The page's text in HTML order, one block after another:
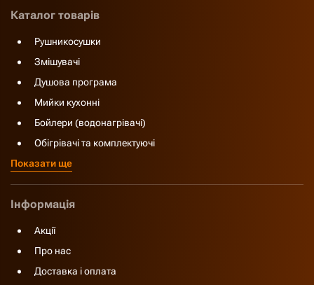
Каталог товарів
Рушникосушки
Змішувачі
Душова програма
Мийки кухонні
Бойлери (водонагрівачі)
Обігрівачі та комплектуючі
Показати ще
Інформація
Акції
Про нас
Доставка і оплата